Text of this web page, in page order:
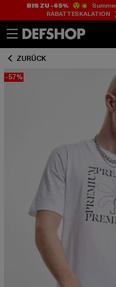
BIS ZU -65%😲💥
ZURÜCK
-57%